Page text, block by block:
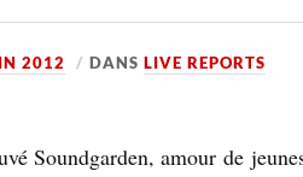
2012 DANSLIVE REPORTS
Soundgarden, amour de